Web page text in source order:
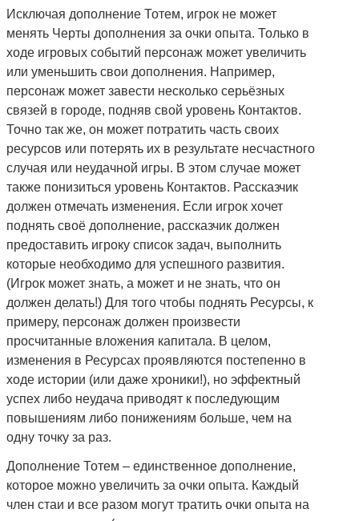
Исключая дополнение Тотем, игрок не может
менять Черты дополнения за очки опыта. Только в
ходе игровых событий персонаж может увеличить
или уменьшить свои дополнения. Например,
персонаж может завести несколько серьёзных
связей в городе, подняв свой уровень Контактов.
Точно так же, он может потратить часть своих
ресурсов или потерять их в результате несчастного
случая или неудачной игры. В этом случае может
также понизиться уровень Контактов. Рассказчик
должен отмечать изменения. Если игрок хочет
поднять своё дополнение, рассказчик должен
предоставить игроку список задач, выполнить
которые необходимо для успешного развития.
(Игрок может знать, а может и не знать, что он
должен делать!) Для того чтобы поднять Ресурсы, к
примеру, персонаж должен произвести
просчитанные вложения капитала. В целом,
изменения в Ресурсах проявляются постепенно в
ходе истории (или даже хроники!), но эффектный
успех либо неудача приводят к последующим
повышениям либо понижениям больше, чем на
одну точку за раз.
Дополнение Тотем – единственное дополнение,
которое можно увеличить за очки опыта. Каждый
член стаи и все разом могут тратить очки опыта на